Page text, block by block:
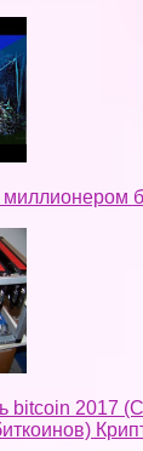
миллионером
bitcoin 2017